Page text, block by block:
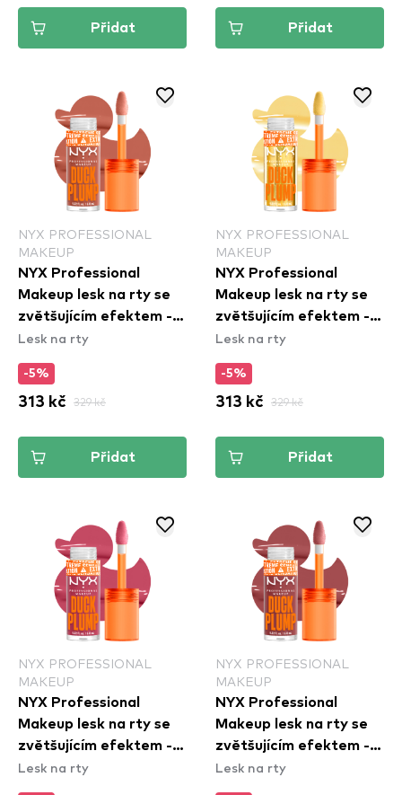
Přidat Přidat
NYX PROFESSIONAL
MAKEUP
NYX Professional
Makeup lesk na rty se
zvětšujícím efektem -
Duck Plump High
Apri-Caught (DPLL04)
Lesk na rty
-5%
313 kč 329 kč
Přidat
NYX PROFESSIONAL
MAKEUP
NYX Professional
Makeup lesk na rty se
zvětšujícím efektem -
Duck Plump High
Clearly Spicy (DPLL01)
Lesk na rty
-5%
313 kč 329 kč
Přidat
NYX PROFESSIONAL
MAKEUP
NYX Professional
Makeup lesk na rty se
zvětšujícím efektem -
Duck Plump High
Lesk na rty
NYX PROFESSIONAL
MAKEUP
NYX Professional
Makeup lesk na rty se
zvětšujícím efektem -
Duck Plump High
Lesk na rty